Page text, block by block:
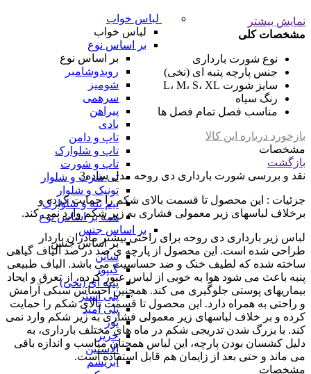
لباس خواب
لباس خواب
بر اساس نوع
بر اساس نوع
روبدوشامبر
شومیز
سرهمی
پیراهن
بادی
تاپ و دامن
تاپ و شلوارک
تاپ و شورت
تی شرت و شلوار
تونیک و شلوار
نیم تنه و شلوارک
همه بر اساس نوع
بر اساس جنس
بر اساس جنس
ساتن
گیپور
پنبه ای (نخی)
پلی استر
پلی آمید
تور
حریر
الاستین
ابریشم
نمایش بیشتر
مشخصات کلی
نوع شورت بارداری
جنس پارچه پنبه ای (نخی)
سایز شورت L، M، S، XL
رنگ سیاه
مناسب فصل تمام فصل ها
بازخورد درباره این کالا
مشخصات
بازگشت
نقد و بررسی شورت بارداری دی روحه مدل ساده3
جزئیات : این محصول تا قسمت بالای شکم را حمایت کرده و
برخلاف لباسهای زیر معمولی فشاری به زیر شکم وارد نمی کند.
لباس زیر بارداری دی روحه برای راحتی بیشتر مادران باردار
طراحی شده است. این محصول از پارچه ی صد در صد الیاف گیاهی
ساخته شده که لطیف خنک و ضد حساسیت می باشد. الیاف طبیعی
پنبه باعث می شود هوا به خوبی از لباس عبور کرده، از تعرق و ایحاد
بیماریهای پوستی جلوگیری می کند. همچنین احساس سبکی آرامش
و راحتی به همراه دارد. این محصول تا قسمت بالای شکم را حمایت
کرده و بر خلاف لباسهای زیر معمولی فشاری به زیر شکم وارد نمی
کند. با بزرگ شدن تدریجی شکم در ماه های مختلف بارداری، به
دلیل کشسان بودن پارچه، این لباس همچنان مناسب و اندازه باقی
می ماند و حتی بعد از زایمان هم قابل استفاده است.
مشخصات